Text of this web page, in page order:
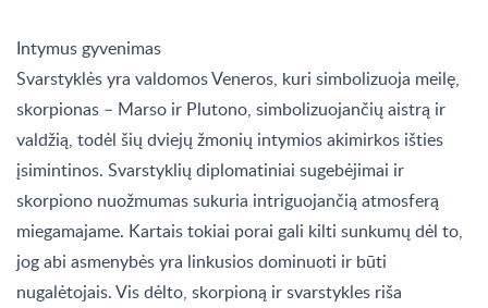
Intymus gyvenimas
Svarstyklės yra valdomos Veneros, kuri simbolizuoja meilę,
skorpionas – Marso ir Plutono, simbolizuojančių aistrą ir
valdžią, todėl šių dviejų žmonių intymios akimirkos išties
įsimintinos. Svarstyklių diplomatiniai sugebėjimai ir
skorpiono nuožmumas sukuria intriguojančią atmosferą
miegamajame. Kartais tokiai porai gali kilti sunkumų dėl to,
jog abi asmenybės yra linkusios dominuoti ir būti
nugalėtojais. Vis dėlto, skorpioną ir svarstykles riša